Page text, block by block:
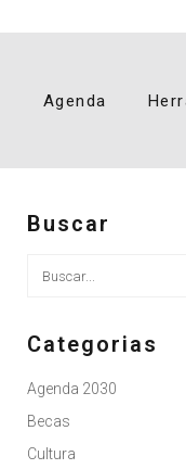
Agenda
Buscar
Categorias
Agenda 2030
Becas
Cultura